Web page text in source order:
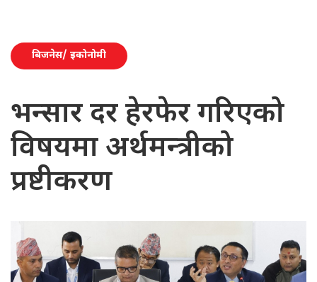
बिजनेस/ इकोनोमी
भन्सार दर हेरफेर गरिएको
विषयमा अर्थमन्त्रीको
प्रष्टीकरण